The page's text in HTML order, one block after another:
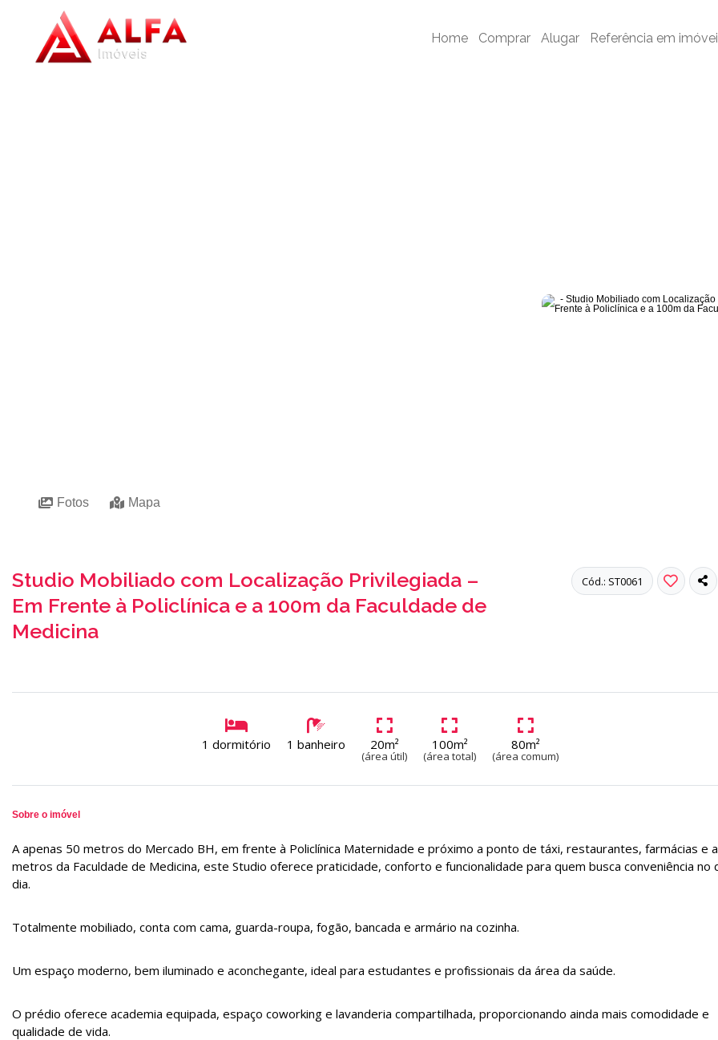
Home Comprar Alugar Referência em
Imóveis para alugar / Studio
Fotos Mapa
Cód.: ST0061
Studio Mobiliado com Localização Privilegiada –
Em Frente à Policlínica e a 100m da Faculdade de
Medicina
1 dormitório 1 banheiro 20m²
(área útil)
100m²
(área total)
80m²
(área comum)
Sobre o imóvel
A apenas 50 metros do Mercado BH, em frente à Policlínica Maternidade e próximo a ponto de táxi, restaurantes, farmácias e
metros da Faculdade de Medicina, este Studio oferece praticidade, conforto e funcionalidade para quem busca conveniência no
dia.
Totalmente mobiliado, conta com cama, guarda-roupa, fogão, bancada e armário na cozinha.
Um espaço moderno, bem iluminado e aconchegante, ideal para estudantes e profissionais da área da saúde.
O prédio oferece academia equipada, espaço coworking e lavanderia compartilhada, proporcionando ainda mais comodidade e
qualidade de vida.